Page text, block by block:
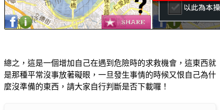
總之，這是一個增加自己在遇到危險時的求救機會，這東西就
是那種平常沒事放著礙眼，一旦發生事情的時候又恨自己為什
麼沒準備的東西，請大家自行判斷是否下載囉！